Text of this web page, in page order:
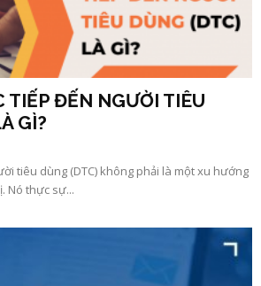
TIẾP ĐẾN NGƯỜI TIÊU
GÌ?
tiêu dùng (DTC) không phải là một xu hướng
Nó thực sự...